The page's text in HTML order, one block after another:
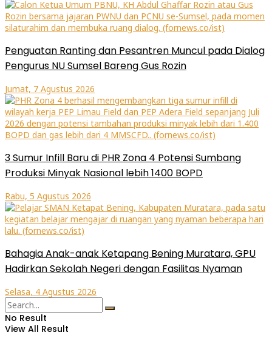
Penguatan Ranting dan Pesantren Muncul pada Dialog
Pengurus NU Sumsel Bareng Gus Rozin
Jumat, 7 Agustus 2026
3 Sumur Infill Baru di PHR Zona 4 Potensi Sumbang
Produksi Minyak Nasional lebih 1400 BOPD
Rabu, 5 Agustus 2026
Bahagia Anak-anak Ketapang Bening Muratara, GPU
Hadirkan Sekolah Negeri dengan Fasilitas Nyaman
Selasa, 4 Agustus 2026
No Result
View All Result